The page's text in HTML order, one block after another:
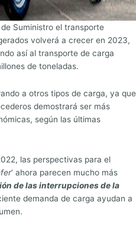
Suministro el transporte
volverá a crecer en 2023,
así al transporte de carga
de toneladas.
a otros tipos de carga, ya que
demostrará ser más
según las últimas
las perspectivas para el
‘ ahora parecen mucho más
de las interrupciones de la
demanda de carga ayudan a